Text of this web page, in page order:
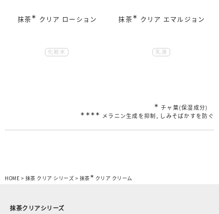
抹茶∗ クリア ローション
化粧水
抹茶∗ クリア エマルジョン
乳液
∗ チャ葉(保湿成分)
∗∗∗∗ メラニン生成を抑制, しみそばかすを防ぐ
HOME > 抹茶 クリア シリーズ > 抹茶∗ クリア クリーム
抹茶クリアシリーズ